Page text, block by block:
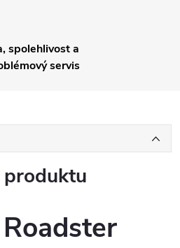
spolehlivost a
servis